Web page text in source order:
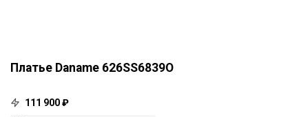
Платье Daname 626SS6839O
111 900 ₽